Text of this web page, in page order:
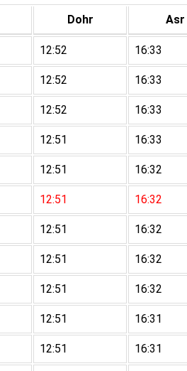
Dohr Asr
12:52 16:33
12:52 16:33
12:52 16:33
12:51 16:33
12:51 16:32
12:51 16:32
12:51 16:32
12:51 16:32
12:51 16:32
12:51 16:31
12:51 16:31